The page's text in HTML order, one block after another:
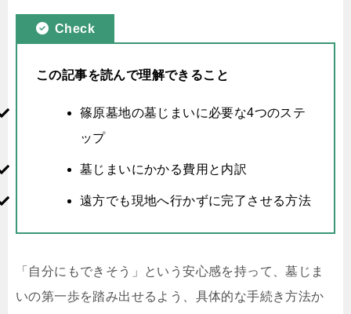
Check
この記事を読んで理解できること
篠原墓地の墓じまいに必要な4つのステ
ップ
墓じまいにかかる費用と内訳
遠方でも現地へ行かずに完了させる方法
「自分にもできそう」という安心感を持って、墓じま
いの第一歩を踏み出せるよう、具体的な手続き方法か